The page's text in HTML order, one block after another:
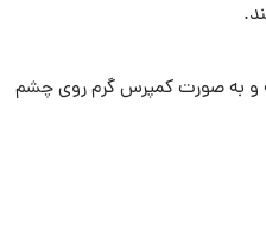
و به صورت کمپرس گرم روی چشم